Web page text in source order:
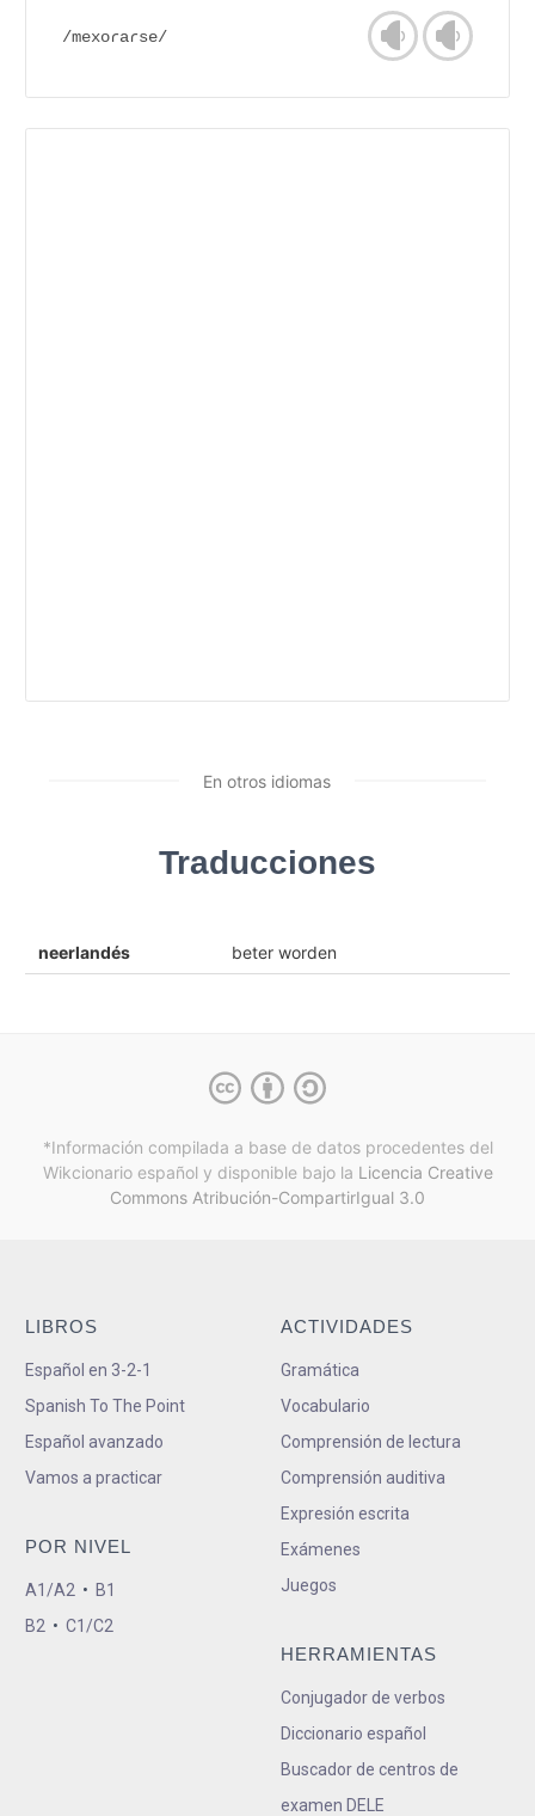
/mexoɾaɾse/
En otros idiomas
Traducciones
neerlandés beter worden
*Información compilada a base de datos procedentes del
Wikcionario español y disponible bajo la Licencia Creative
Commons Atribución-CompartirIgual 3.0
LIBROS
Español en 3-2-1
Spanish To The Point
Español avanzado
Vamos a practicar
POR NIVEL
A1/A2 • B1
B2 • C1/C2
ACTIVIDADES
Gramática
Vocabulario
Comprensión de lectura
Comprensión auditiva
Expresión escrita
Exámenes
Juegos
HERRAMIENTAS
Conjugador de verbos
Diccionario español
Buscador de centros de
examen DELE